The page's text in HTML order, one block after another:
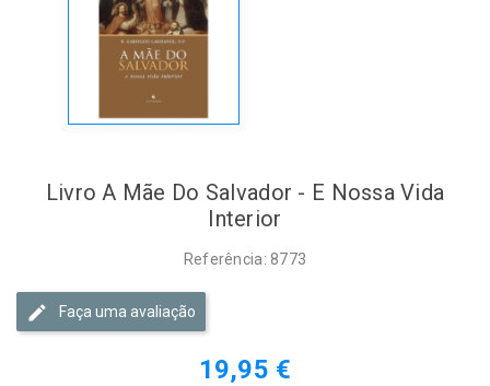
Livro A Mãe Do Salvador - E Nossa Vida
Interior
Referência: 8773
Faça uma avaliação
19,95 €